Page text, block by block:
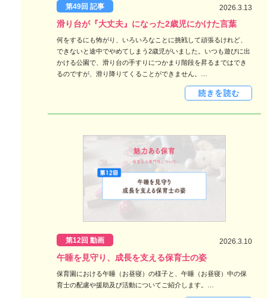
第49回 記事 2026.3.13
滑り台が『大丈夫』になった2歳児にかけた言葉
何をするにも怖がり、いろいろなことに挑戦して頑張るけれど、
できないと途中でやめてしまう2歳児がいました。いつも遊びに出
かける公園で、滑り台の手すりにつかまり階段を昇るまではでき
るのですが、滑り降りてくることができません。…
第12回 動画 2026.3.10
午睡を見守り、成長を支える保育士の姿
保育園における午睡（お昼寝）の様子と、午睡（お昼寝）中の保
育士の配慮や援助及び活動についてご紹介します。…